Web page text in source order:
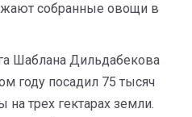
собранные овощи в
Шаблана Дильдабекова
году посадил 75 тысяч
трех гектарах земли.